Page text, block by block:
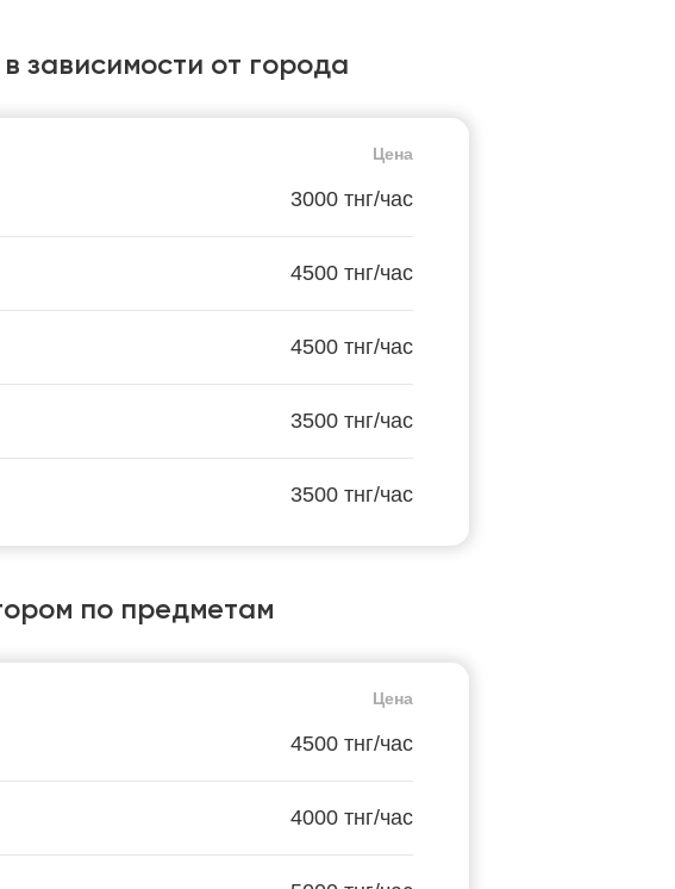
зависимости от города
Цена
3000 тнг/час
4500 тнг/час
4500 тнг/час
3500 тнг/час
3500 тнг/час
по предметам
Цена
4500 тнг/час
4000 тнг/час